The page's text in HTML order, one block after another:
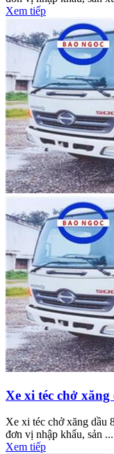
Xem tiếp
Xe xi téc chở
Xe xi téc chở xăng dầu
đơn vị nhập khẩu, sản ...
Xem tiếp